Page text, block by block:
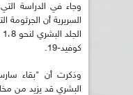
وجاء في الدراسة
السريرية أن الجرثومة
كوفيد-19.
البشري قد يزيد من